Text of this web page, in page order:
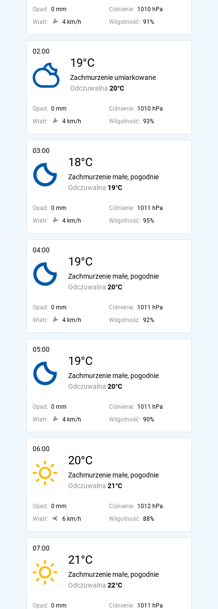
Opad: 0 mm Ciśnienie: 1010 hPa
Wiatr:
4 km/h Wilgotność: 91%
02:00
19°C
Odczuwalna 20°C
Zachmurzenie umiarkowane
Opad: 0 mm Ciśnienie: 1010 hPa
Wiatr:
4 km/h Wilgotność: 93%
03:00
18°C
Odczuwalna 19°C
Zachmurzenie małe, pogodnie
Opad: 0 mm Ciśnienie: 1011 hPa
Wiatr:
4 km/h Wilgotność: 95%
04:00
19°C
Odczuwalna 20°C
Zachmurzenie małe, pogodnie
Opad: 0 mm Ciśnienie: 1011 hPa
Wiatr:
4 km/h Wilgotność: 92%
05:00
19°C
Odczuwalna 20°C
Zachmurzenie małe, pogodnie
Opad: 0 mm Ciśnienie: 1011 hPa
Wiatr:
4 km/h Wilgotność: 90%
06:00
20°C
Odczuwalna 21°C
Zachmurzenie małe, pogodnie
Opad: 0 mm Ciśnienie: 1012 hPa
Wiatr:
6 km/h Wilgotność: 88%
07:00
21°C
Odczuwalna 22°C
Zachmurzenie małe, pogodnie
Opad: 0 mm Ciśnienie: 1011 hPa